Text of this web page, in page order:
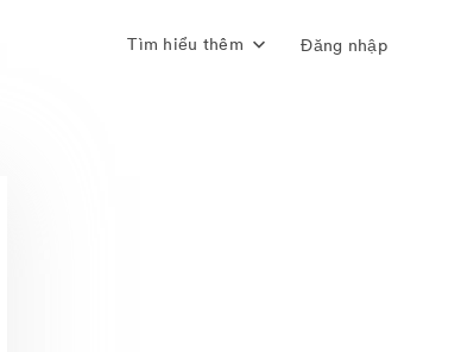
Tìm hiểu thêm Đăng nhập